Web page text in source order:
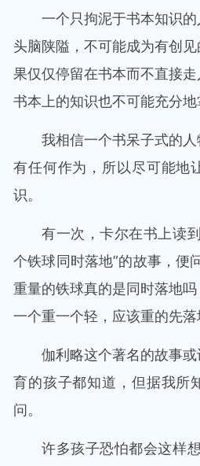
一个只拘泥于书本知识的
头脑陕隘，不可能成为有创
果仅仅停留在书本而不直接
书本上的知识也不可能充分地
我相信一个书呆子式的
有任何作为，所以尽可能地
识。
有一次，卡尔在书上读
个铁球同时落地”的故事，便
重量的铁球真的是同时落地
一个重一个轻，应该重的先落
伽利略这个著名的故事
育的孩子都知道，但据我所
问。
许多孩子恐怕都会这样